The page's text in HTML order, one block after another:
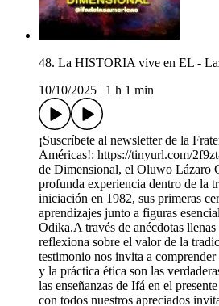
48. La HISTORIA vive en EL -
10/10/2025
1 h 1 min
¡Suscríbete al newsletter de la
Américas!: https://tinyurl.com/
de Dimensional, el Oluwo Lázaro
profunda experiencia dentro de la
iniciación en 1982, sus primeras
aprendizajes junto a figuras
Odika.A través de anécdotas
reflexiona sobre el valor de la
testimonio nos invita a
y la práctica ética son las
las enseñanzas de Ifá en el
con todos nuestros apreciados